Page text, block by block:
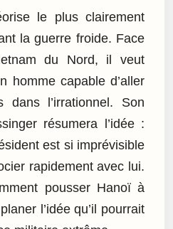
le plus clairement
la guerre froide. Face
du Nord, il veut
homme capable d’aller
l’irrationnel. Son
résumera l’idée :
est si imprévisible
rapidement avec lui.
pousser Hanoï à
l’idée qu’il pourrait